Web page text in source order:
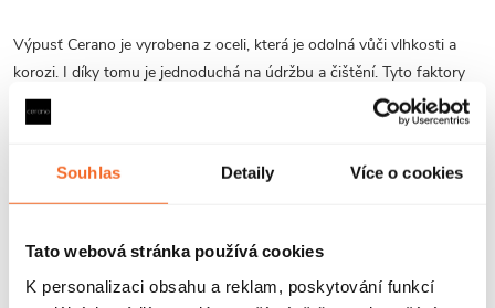
Souhlas Detaily Více o cookies
Tato webová stránka používá cookies
K personalizaci obsahu a reklam, poskytování funkcí
Výpusť Cerano je vyrobena z oceli, která je odolná vůči vlhkosti a
korozi. I díky tomu je jednoduchá na údržbu a čištění. Tyto faktory
zajišťují dlouhou životnost. Její moderní a minimalistický vzhled ladí
s většinou koupelnových designů. Díky jednoduchosti a čistým
rychlý a spolehlivý odtok vody.
Všechny varianty jsou k dispozici v provedení
přepadu. Vždy tedy zvolte typ výpustě dle vašich individuálních